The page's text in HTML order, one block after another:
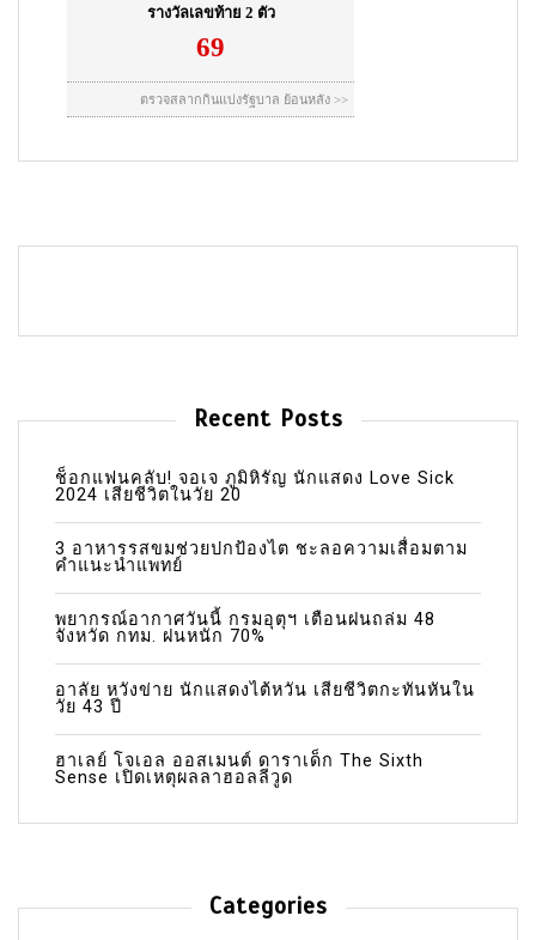
Recent Posts
ช็อกแฟนคลับ! จอเจ ภูมิหิรัญ นักแสดง Love Sick
2024 เสียชีวิตในวัย 20
3 อาหารรสขมช่วยปกป้องไต ชะลอความเสื่อมตาม
คำแนะนำแพทย์
พยากรณ์อากาศวันนี้ กรมอุตุฯ เตือนฝนถล่ม 48
จังหวัด กทม. ฝนหนัก 70%
อาลัย หวังข่าย นักแสดงไต้หวัน เสียชีวิตกะทันหันใน
วัย 43 ปี
ฮาเลย์ โจเอล ออสเมนต์ ดาราเด็ก The Sixth
Sense เปิดเหตุผลลาฮอลลีวูด
Categories